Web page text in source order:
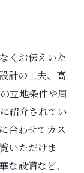
くお伝えいた
計の工夫、高
立地条件や周
紹介されてい
合わせてカス
いただけま
な設備など、